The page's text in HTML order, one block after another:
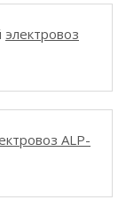
электровоз
ALP-